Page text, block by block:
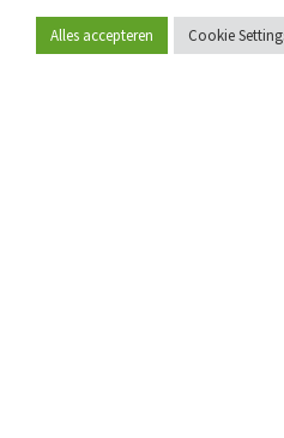
Word lid
Alles accepteren Cookie